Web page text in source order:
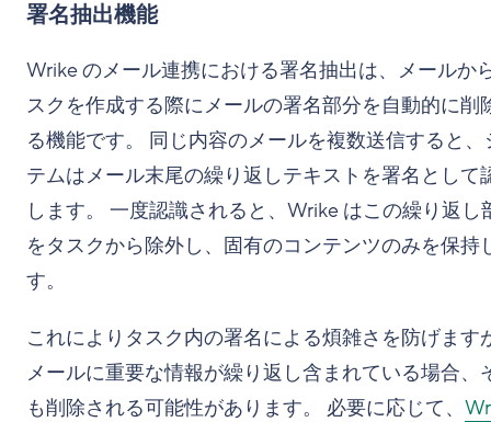
署名抽出機能
Wrike のメール連携における署名抽出は、メールか
スクを作成する際にメールの署名部分を自動的に削
る機能です。 同じ内容のメールを複数送信すると、
テムはメール末尾の繰り返しテキストを署名として
します。 一度認識されると、Wrike はこの繰り返し
をタスクから除外し、固有のコンテンツのみを保持
す。
これによりタスク内の署名による煩雑さを防げます
メールに重要な情報が繰り返し含まれている場合、
も削除される可能性があります。 必要に応じて、